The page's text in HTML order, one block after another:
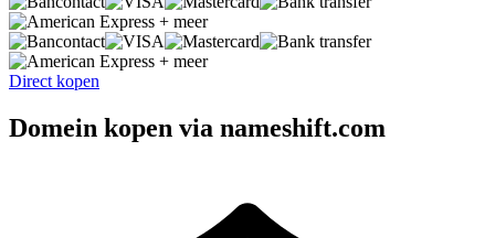
+ meer
+ meer
Direct kopen
Domein kopen via nameshift.com